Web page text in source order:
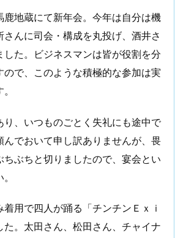
地蔵にて新年会。今年は自分は機
んに司会・構成を丸投げ、酒井さ
した。ビジネスマンは皆が役割を分
で、このような積極的な参加は実
、いつものごとく失礼にも途中で
んでおいて申し訳ありませんが、畏
ちぶちと切りましたので、宴会とい
用で四人が踊る「チンチンＥｘｉ
た。太田さん、松田さん、チャイナ